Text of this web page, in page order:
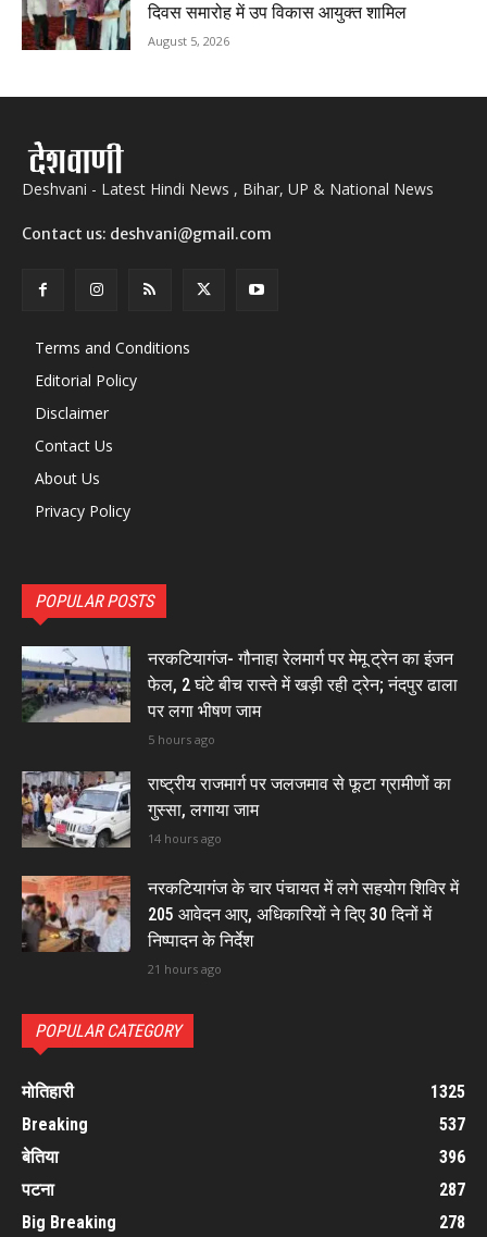
दिवस समारोह में उप विकास आयुक्त शामिल
August 5, 2026
Deshvani - Latest Hindi News , Bihar, UP & National News
Contact us: deshvani@gmail.com
Terms and Conditions
Editorial Policy
Disclaimer
Contact Us
About Us
Privacy Policy
POPULAR POSTS
नरकटियागंज- गौनाहा रेलमार्ग पर मेमू ट्रेन का इंजन
फेल, 2 घंटे बीच रास्ते में खड़ी रही ट्रेन; नंदपुर ढाला
पर लगा भीषण जाम
5 hours ago
राष्ट्रीय राजमार्ग पर जलजमाव से फूटा ग्रामीणों का
गुस्सा, लगाया जाम
14 hours ago
नरकटियागंज के चार पंचायत में लगे सहयोग शिविर में
205 आवेदन आए, अधिकारियों ने दिए 30 दिनों में
निष्पादन के निर्देश
21 hours ago
POPULAR CATEGORY
मोतिहारी
1325
Breaking
537
बेतिया
396
पटना
287
Big Breaking
278